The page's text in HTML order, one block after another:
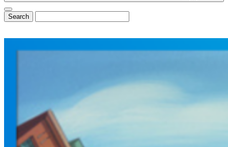
Exklusive Interviews
💼 B2B & Presse